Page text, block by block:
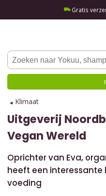
Gratis
Klimaat
Uitgeverij
Vegan Wereld
Oprichter van Eva,
heeft een
voeding